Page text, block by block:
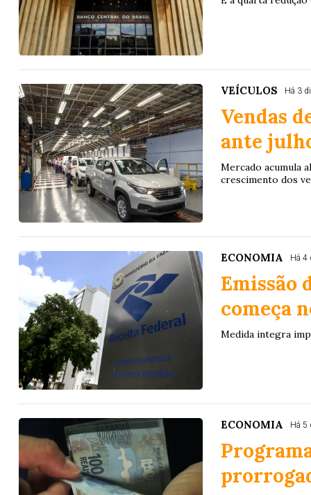
VEÍCULOS Há 3
Vendas
ante
Mercado acumula
crescimento dos
ECONOMIA Há 4
Emissão
começa
Medida integra
ECONOMIA Há 5